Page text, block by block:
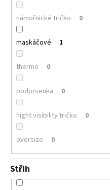
námořnické tričko 0
maskáčové 1
thermo 0
podprsenka 0
hight visibility tričko 0
oversize 0
Střih